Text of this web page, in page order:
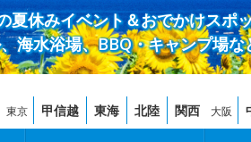
夏休みイベント＆おでかけスポ
海水浴場、BBQ・キャンプ場
東京 甲信越 東海 北陸 関西 大阪